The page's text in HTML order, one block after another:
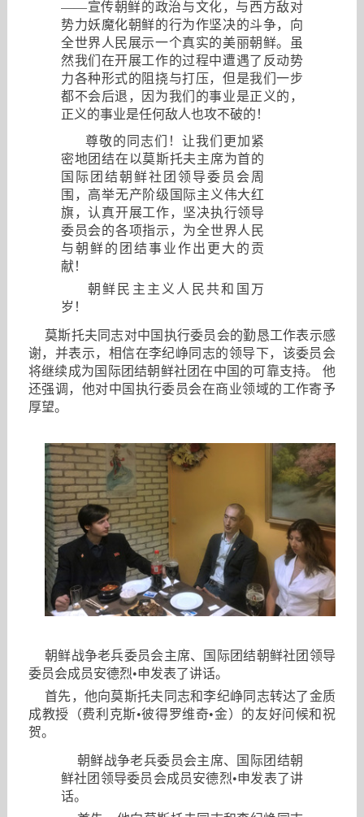
——宣传朝鲜的政治与文化，与西方敌对
势力妖魔化朝鲜的行为作坚决的斗争，向
全世界人民展示一个真实的美丽朝鲜。虽
然我们在开展工作的过程中遭遇了反动势
力各种形式的阻挠与打压，但是我们一步
都不会后退，因为我们的事业是正义的，
正义的事业是任何敌人也攻不破的！
尊敬的同志们！让我们更加紧
密地团结在以莫斯托夫主席为首的
国际团结朝鲜社团领导委员会周
围，高举无产阶级国际主义伟大红
旗，认真开展工作，坚决执行领导
委员会的各项指示，为全世界人民
与朝鲜的团结事业作出更大的贡
献！
朝鲜民主主义人民共和国万
岁！
莫斯托夫同志对中国执行委员会的勤恳工作表示感
谢，并表示，相信在李纪峥同志的领导下，该委员会
将继续成为国际团结朝鲜社团在中国的可靠支持。
他
还强调，他对中国执行委员会在商业领域的工作寄予
厚望。
朝鲜战争老兵委员会主席、国际团结朝鲜社团领导
委员会成员安德烈•申发表了讲话。
首先，他向莫斯托夫同志和李纪峥同志转达了金质
成教授（费利克斯•彼得罗维奇•金）的友好问候和祝
贺。
朝鲜战争老兵委员会主席、国际团结朝
鲜社团领导委员会成员安德烈•申发表了讲
话。